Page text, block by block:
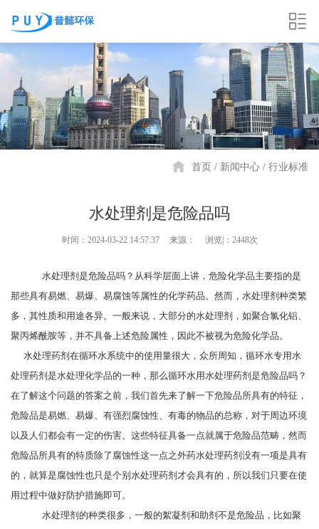
首页 新闻中心 行业标准
水处理剂是危险品吗
时间：2024-03-22 14:57:37 来源： 浏览|：2448次
水处理剂是危险品吗？从科学层面上讲，危险化学品主要指的是
那些具有易燃、易爆、易腐蚀等属性的化学药品。然而，水处理剂种类繁
多，其性质和用途各异。一般来说，大部分的水处理剂，如聚合氯化铝、
聚丙烯酰胺等，并不具备上述危险属性，因此不被视为危险化学品。
水处理药剂在循环水系统中的使用量很大，众所周知，循环水专用水
处理药剂是水处理化学品的一种，那么循环水用水处理药剂是危险品吗？
在了解这个问题的答案之前，我们首先来了解一下危险品所具有的特征，
危险品是易燃、易爆、有强烈腐蚀性、有毒的物品的总称，对于周边环境
以及人们都会有一定的伤害。这些特征具备一点就属于危险品范畴，然而
危险品所具有的特质除了腐蚀性这一点之外药水处理药剂没有一项是具有
的，就算是腐蚀性也只是个别水处理药剂才会具有的，所以我们只要在使
用过程中做好防护措施即可。
水处理剂的种类很多，一般的絮凝剂和助剂不是危险品，比如聚